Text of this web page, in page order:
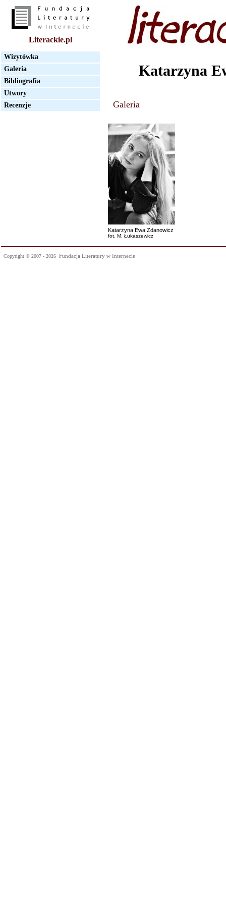
Literackie.pl
Wizytówka
Galeria
Bibliografia
Utwory
Recenzje
Katarzyna
Galeria
Katarzyna Ewa Zdanowicz
fot. M. Łukaszewicz
Copyright © 2007 - 2026 Fundacja Literatury w Internecie